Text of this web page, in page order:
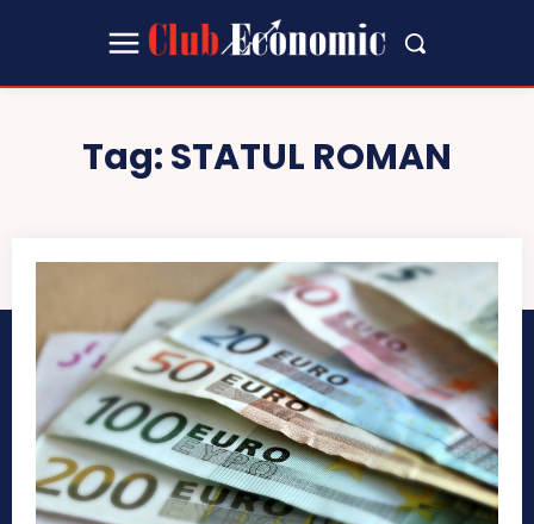
Tag:STATUL ROMAN